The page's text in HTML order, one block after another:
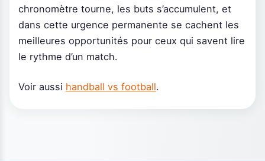
chronomètre tourne, les buts s’accumulent, et
dans cette urgence permanente se cachent les
meilleures opportunités pour ceux qui savent lire
le rythme d’un match.
Voir aussi handball vs football.